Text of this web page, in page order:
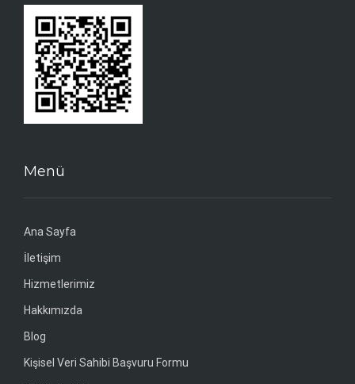
Menü
Ana Sayfa
İletişim
Hizmetlerimiz
Hakkımızda
Blog
Kişisel Veri Sahibi Başvuru Formu